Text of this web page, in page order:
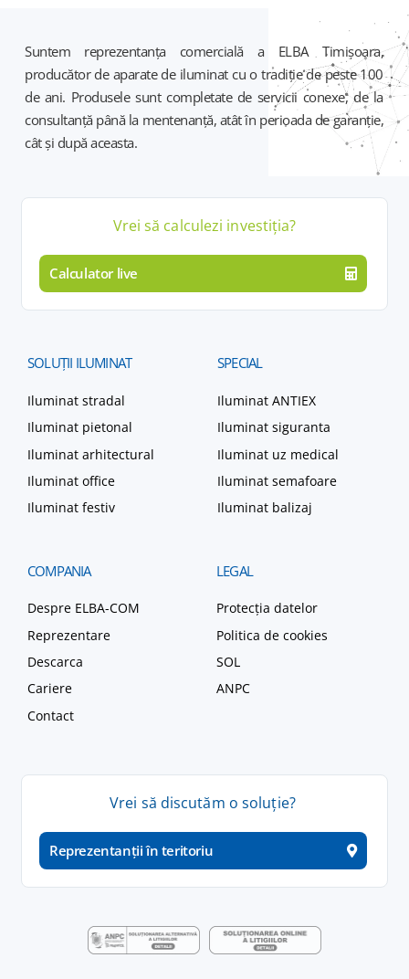
Suntem reprezentanța comercială a ELBA Timișoara,
producător de aparate de iluminat cu o tradiție de peste 100
de ani. Produsele sunt completate de servicii conexe, de la
consultanță până la mentenanță, atât în perioada de garanție,
cât și după aceasta.
Vrei să calculezi investiția?
Calculator live
SOLUȚII ILUMINAT
Iluminat stradal
Iluminat pietonal
Iluminat arhitectural
Iluminat office
Iluminat festiv
SPECIAL
Iluminat ANTIEX
Iluminat siguranta
Iluminat uz medical
Iluminat semafoare
Iluminat balizaj
COMPANIA
Despre ELBA-COM
Reprezentare
Descarca
Cariere
Contact
LEGAL
Protecția datelor
Politica de cookies
SOL
ANPC
Vrei să discutăm osoluție?
Reprezentanții în teritoriu